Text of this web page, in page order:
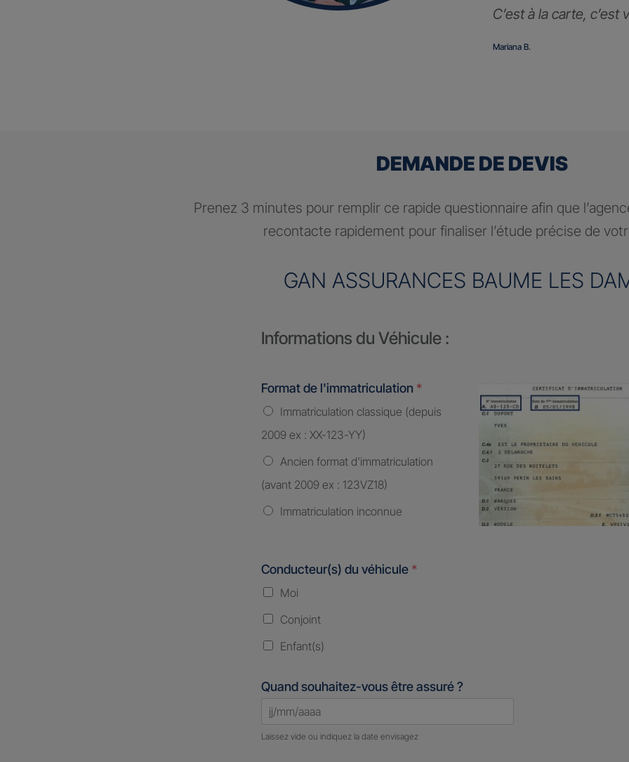
C’est à la carte,
Mariana B.
DEMANDE DE DEVIS
Prenez 3 minutes pour remplir ce rapide questionnaire afin que
recontacte rapidement pour finaliser l’étude précise de
GAN ASSURANCES BAUME LES
Informations du Véhicule :
Format de l'immatriculation *
Immatriculation classique (depuis
2009 ex : XX-123-YY)
Ancien format d'immatriculation
(avant 2009 ex : 123VZ18)
Immatriculation inconnue
Conducteur(s) du véhicule *
Moi
Conjoint
Enfant(s)
Quand souhaitez-vous être assuré ?
Laissez vide ou indiquez la date envisagez